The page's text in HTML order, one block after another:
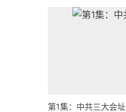
第1集：中共三大会址